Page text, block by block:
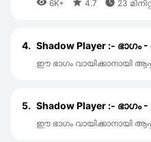
6K+ 4.7 23
4. Shadow Player :- ഭാഗം -
ഈ ഭാഗം
5. Shadow Player :- ഭാഗം -
ഈ ഭാഗം